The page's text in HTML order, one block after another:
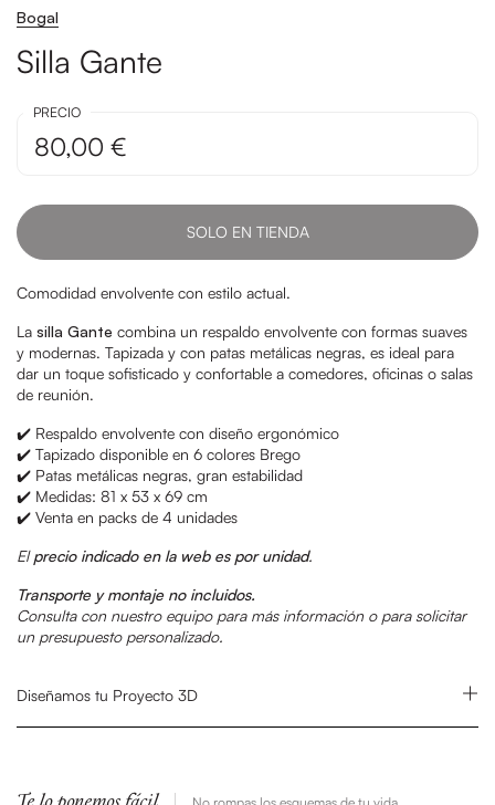
Bogal
Silla Gante
PRECIO
80,00 €
SOLO EN TIENDA
Comodidad envolvente con estilo actual.
La silla Gante combina un respaldo envolvente con formas suaves
y modernas. Tapizada y con patas metálicas negras, es ideal para
dar un toque sofisticado y confortable a comedores, oficinas o salas
de reunión.
✔️ Respaldo envolvente con diseño ergonómico
✔️ Tapizado disponible en 6 colores Brego
✔️ Patas metálicas negras, gran estabilidad
✔️ Medidas: 81 x 53 x 69 cm
✔️ Venta en packs de 4 unidades
Elprecio indicado en la web es por unidad.
Transporte y montaje no incluidos.
Consulta con nuestro equipo para más información o para solicitar
un presupuesto personalizado.
Diseñamos tu Proyecto 3D